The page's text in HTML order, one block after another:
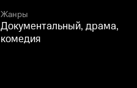
Жанры
Документальный, драма,
комедия